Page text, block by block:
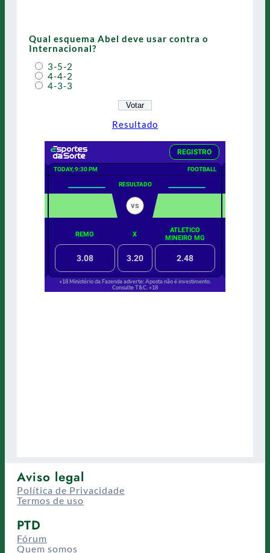
Qual esquema Abel deve usar contra o
Internacional?
3-5-2
4-4-2
4-3-3
Resultado
Aviso legal
Política de Privacidade
Termos de uso
PTD
Fórum
Quem somos